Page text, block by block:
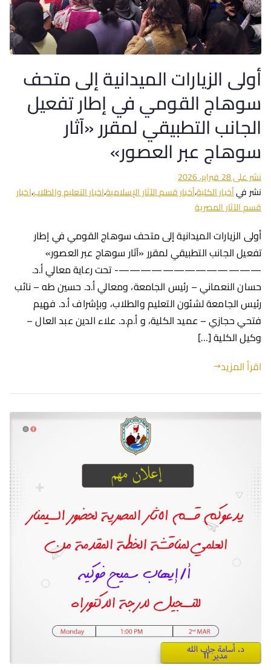
أولى الزيارات الميدانية إلى متحف
سوهاج القومي في إطار تفعيل
الجانب التطبيقي لمقرر «آثار
سوهاج عبر العصور»
نشر على28 فبراير، 2026
نشر فيأخبار الكلية،أخبار قسم الآثار الإسلامية،اخبار التعليم والطلاب،اخبار
قسم الآثار المصرية
أولى الزيارات الميدانية إلى متحف سوهاج القومي في إطار
تفعيل الجانب التطبيقي لمقرر «آثار سوهاج عبر العصور»
—————————————- تحت رعاية معالي أ.د.
حسان النعماني – رئيس الجامعة، ومعالي أ.د. حسين طه – نائب
رئيس الجامعة لشئون التعليم والطلاب، وبإشراف أ.د. فهيم
فتحي حجازي – عميد الكلية، و أ.م.د. علاء الدين عبد العال –
وكيل الكلية […]
اقرأ المزيد